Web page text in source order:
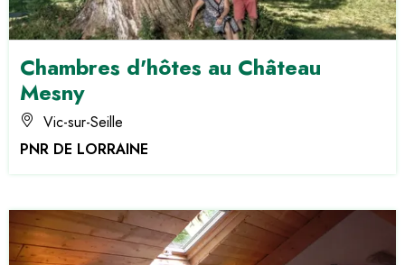
Chambres d'hôtes au Château
Mesny
Vic-sur-Seille
PNR DE LORRAINE